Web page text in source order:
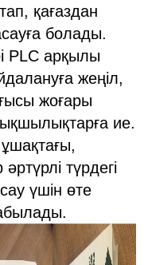
қағаздан
болады.
PLC арқылы
жеңіл,
жоғары
ие.
түрдегі
үшін өте